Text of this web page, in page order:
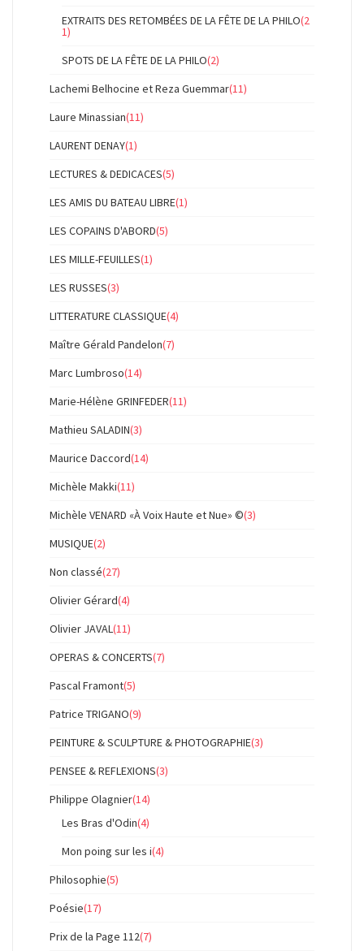
EXTRAITS DES RETOMBÉES DE LA FÊTE DE LA PHILO(2
1)
SPOTS DE LA FÊTE DE LA PHILO(2)
Lachemi Belhocine et Reza Guemmar(11)
Laure Minassian(11)
LAURENT DENAY(1)
LECTURES & DEDICACES(5)
LES AMIS DU BATEAU LIBRE(1)
LES COPAINS D'ABORD(5)
LES MILLE-FEUILLES(1)
LES RUSSES(3)
LITTERATURE CLASSIQUE(4)
Maître Gérald Pandelon(7)
Marc Lumbroso(14)
Marie-Hélène GRINFEDER(11)
Mathieu SALADIN(3)
Maurice Daccord(14)
Michèle Makki(11)
Michèle VENARD «À Voix Haute et Nue» ©(3)
MUSIQUE(2)
Non classé(27)
Olivier Gérard(4)
Olivier JAVAL(11)
OPERAS & CONCERTS(7)
Pascal Framont(5)
Patrice TRIGANO(9)
PEINTURE & SCULPTURE & PHOTOGRAPHIE(3)
PENSEE & REFLEXIONS(3)
Philippe Olagnier(14)
Les Bras d'Odin(4)
Mon poing sur les i(4)
Philosophie(5)
Poésie(17)
Prix de la Page 112(7)